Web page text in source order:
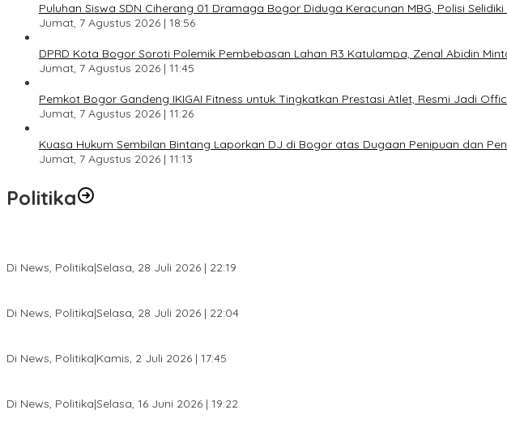
Puluhan Siswa SDN Ciherang 01 Dramaga Bogor Diduga Keracunan MBG, Polisi Selidiki
Jumat, 7 Agustus 2026 | 18:56
DPRD Kota Bogor Soroti Polemik Pembebasan Lahan R3 Katulampa, Zenal Abidin
Jumat, 7 Agustus 2026 | 11:45
Pemkot Bogor Gandeng IKIGAI Fitness untuk Tingkatkan Prestasi Atlet, Resmi Jadi
Jumat, 7 Agustus 2026 | 11:26
Kuasa Hukum Sembilan Bintang Laporkan DJ di Bogor atas Dugaan Penipuan dan
Jumat, 7 Agustus 2026 | 11:13
Politika
Di News, Politika|Selasa, 28 Juli 2026 | 22:19
Di News, Politika|Selasa, 28 Juli 2026 | 22:04
Di News, Politika|Kamis, 2 Juli 2026 | 17:45
Di News, Politika|Selasa, 16 Juni 2026 | 19:22